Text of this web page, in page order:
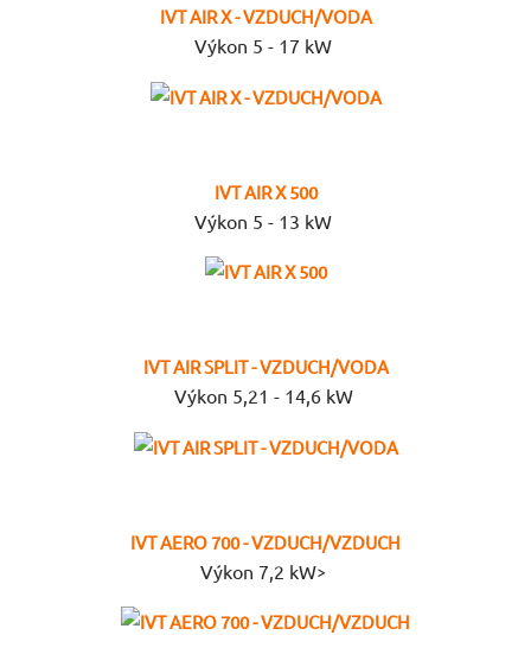
IVT AIR X - VZDUCH/VODA
Výkon 5 - 17 kW
IVT AIR X 500
Výkon 5 - 13 kW
IVT AIR SPLIT - VZDUCH/VODA
Výkon 5,21 - 14,6 kW
IVT AERO 700 - VZDUCH/VZDUCH
Výkon 7,2 kW˃